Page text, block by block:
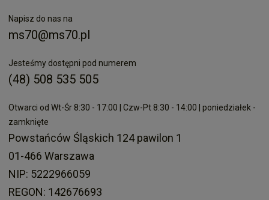
Napisz do nas na
ms70@ms70.pl
Jesteśmy dostępni pod numerem
(48) 508 535 505
Otwarci od Wt-Śr 8:30 - 17:00 | Czw-Pt 8:30 - 14:00 | poniedziałek -
zamknięte
Powstańców Śląskich 124 pawilon 1
01-466 Warszawa
NIP: 5222966059
REGON: 142676693